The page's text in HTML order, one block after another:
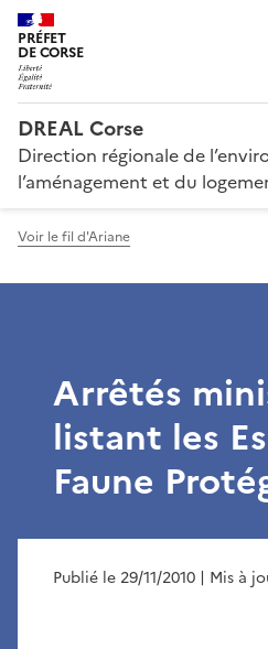
PRÉFET
DE CORSE
DREAL Corse
Direction régionale de
l’aménagement et du
Voir le fil d'Ariane
Arrêtés
listant les
Faune
Publié le 29/11/2010 | Mis à